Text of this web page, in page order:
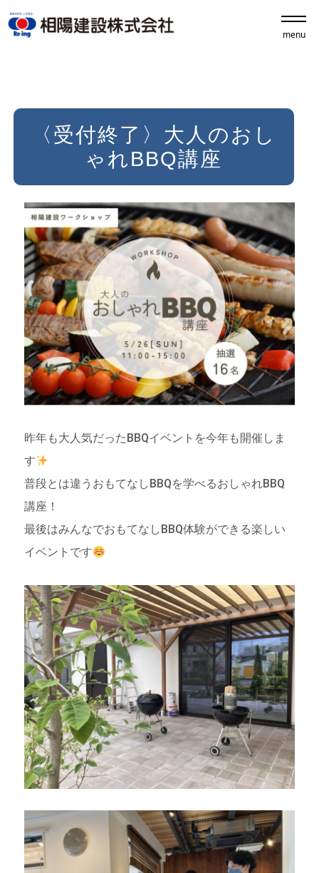
menu
〈受付終了〉大人のおし
ゃれBBQ講座
昨年も大人気だったBBQイベントを今年も開催しま
す
普段とは違うおもてなしBBQを学べるおしゃれBBQ
講座！
最後はみんなでおもてなしBBQ体験ができる楽しい
イベントです